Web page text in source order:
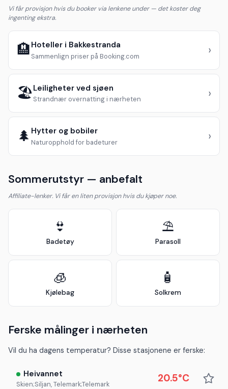
Vi får provisjon hvis du booker via lenkene under — det koster deg
ingenting ekstra.
🏨 Hoteller i Bakkestranda
Sammenlign priser på Booking.com ›
🏖️ Leiligheter ved sjøen
Strandnær overnatting i nærheten ›
🌲 Hytter og bobiler
Naturopphold for badeturer ›
Sommerutstyr — anbefalt
Affiliate-lenker. Vi får en liten provisjon hvis du kjøper noe.
👙
Badetøy
⛱️
Parasoll
🧊
Kjølebag
🧴
Solkrem
Ferske målinger i nærheten
Vil du ha dagens temperatur? Disse stasjonene er ferske:
Heivannet
Skien;Siljan, Telemark;Telemark 20.5°C